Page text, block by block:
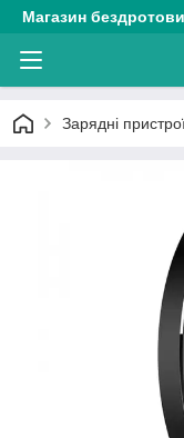
Магазин
Зарядні